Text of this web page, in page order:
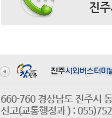
진
660-760 경상남도 진
신고(교통행정과 ) :